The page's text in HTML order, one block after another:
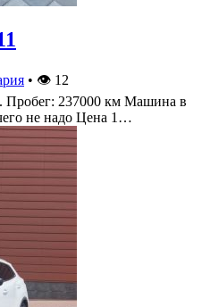
• 👁 12
Пробег: 237000 км Машина в
не надо Цена 1…